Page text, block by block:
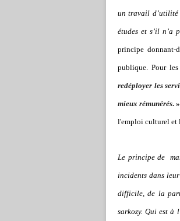
un travail d’utilité
études et s’il n’a
principe donnant-
publique. Pour
redéployer les
mieux rémunérés. »
l'emploi culturel et
Le principe de
incidents dans
difficile, de la
sarkozy. Qui est à